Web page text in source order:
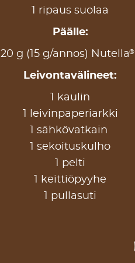
1 ripaus suolaa
Päälle:
120 g (15 g/annos) Nutella®
Leivontavälineet:
1 kaulin
1 leivinpaperiarkki
1 sähkövatkain ​
1 sekoituskulho
1 pelti
1 keittiöpyyhe
1 pullasuti